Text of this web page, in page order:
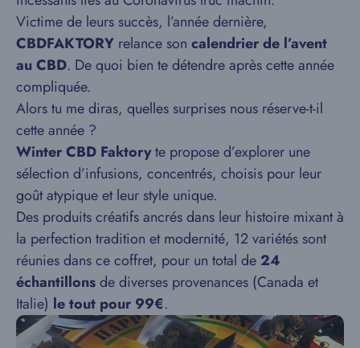
Victime de leurs succès, l’année dernière,
CBDFAKTORY relance son calendrier de l’avent
au CBD. De quoi bien te détendre après cette année
compliquée.
Alors tu me diras, quelles surprises nous réserve-t-il
cette année ?
Winter CBD Faktoryte propose d’explorer une
sélection d’infusions, concentrés, choisis pour leur
goût atypique et leur style unique.
Des produits créatifs ancrés dans leur histoire mixant à
la perfection tradition et modernité, 12 variétés sont
réunies dans ce coffret, pour un total de 24
échantillonsde diverses provenances (Canada et
Italie) le tout pour 99€.